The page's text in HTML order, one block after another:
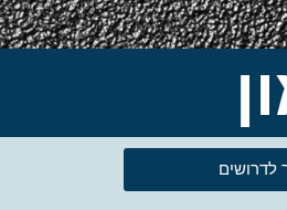
לדרושים